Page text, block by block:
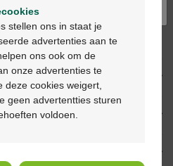
stellen ons in staat je
advertenties aan te
ons ook om de
onze advertenties te
deze cookies weigert,
geen advertentties sturen
voldoen.